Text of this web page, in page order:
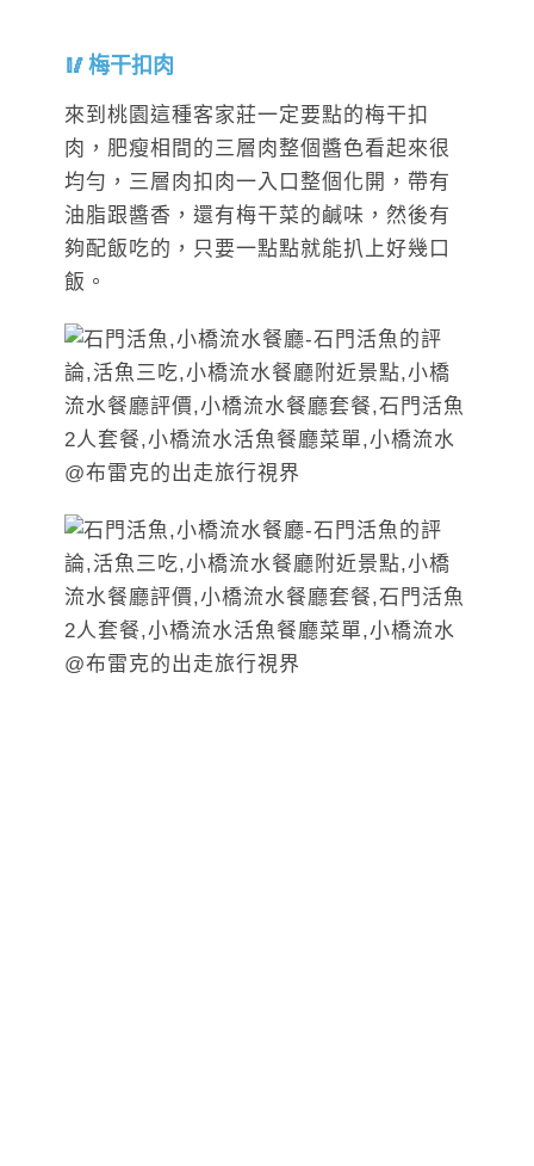
梅干扣肉
來到桃園這種客家莊一定要點的梅干扣
肉，肥瘦相間的三層肉整個醬色看起來很
均勻，三層肉扣肉一入口整個化開，帶有
油脂跟醬香，還有梅干菜的鹹味，然後有
夠配飯吃的，只要一點點就能扒上好幾口
飯。